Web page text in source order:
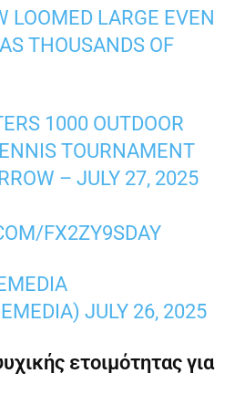
LOOMED LARGE EVEN
THOUSANDS OF
1000 OUTDOOR
TOURNAMENT
– JULY 27, 2025
FX2ZY9SDAY
JULY 26, 2025
ετοιμότητας για